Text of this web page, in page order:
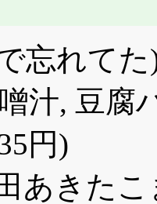
忘れてた
汁, 豆腐
円)
あきた